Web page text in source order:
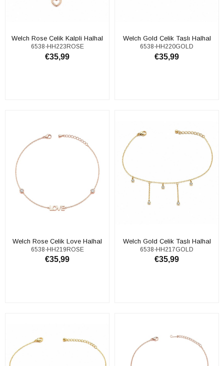
Welch Rose Çelik Kalpli Halhal
6538-HH223ROSE
€35,99
Welch Gold Çelik Taşlı Halhal
6538-HH220GOLD
€35,99
Welch Rose Çelik Love Halhal
6538-HH219ROSE
€35,99
Welch Gold Çelik Taşlı Halhal
6538-HH217GOLD
€35,99